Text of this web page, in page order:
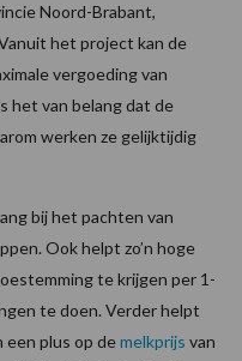
Noord-Brabant,
het project kan de
vergoeding van
het van belang dat de
werken ze gelijktijdig
bij het pachten van
Ook helpt zo’n hoge
te krijgen per 1-
te doen. Verder helpt
een plus op demelkprijs van